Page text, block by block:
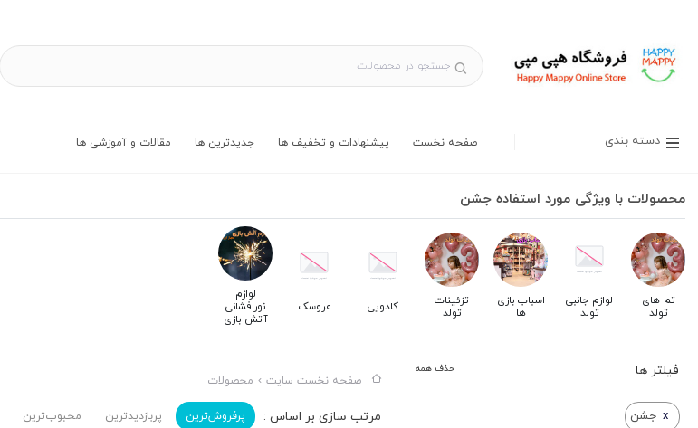
دسته بندی صفحه نخست پیشنهادات و تخفیف ها جدیدترین ها مقالات و آموزشی ها
محصولات با ویژگی مورد استفاده جشن
تم های
تولد
لوازم جانبی
تولد
اسباب بازی
ها
تزئینات
تولد
کادویی عروسک
لوازم
نورافشانی
آتش بازی
فیلتر ها حذف همه
x جشن
صفحه نخست سایت محصولات
پرفروش‌ترین‌ پربازدیدترین محبوب‌ترین